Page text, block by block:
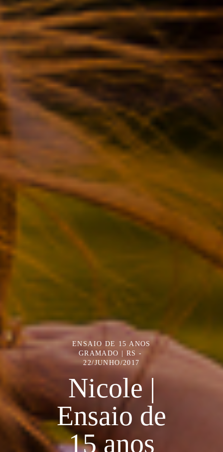
ENSAIO DE 15 ANOS
GRAMADO | RS
22/JUNHO/2017
Nicole |
Ensaio de
15 anos